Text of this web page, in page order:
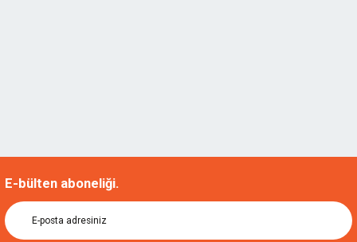
E-bülten aboneliği.